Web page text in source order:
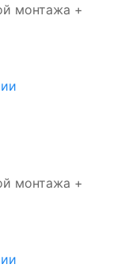
монтажа +
монтажа +